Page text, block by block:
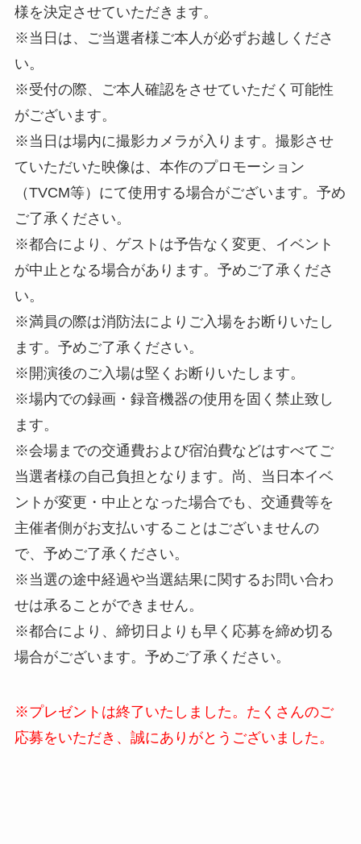
様を決定させていただきます。
※当日は、ご当選者様ご本人が必ずお越しくださ
い。
※受付の際、ご本人確認をさせていただく可能性
がございます。
※当日は場内に撮影カメラが入ります。撮影させ
ていただいた映像は、本作のプロモーション
（TVCM等）にて使用する場合がございます。予め
ご了承ください。
※都合により、ゲストは予告なく変更、イベント
が中止となる場合があります。予めご了承くださ
い。
※満員の際は消防法によりご入場をお断りいたし
ます。予めご了承ください。
※開演後のご入場は堅くお断りいたします。
※場内での録画・録音機器の使用を固く禁止致し
ます。
※会場までの交通費および宿泊費などはすべてご
当選者様の自己負担となります。尚、当日本イベ
ントが変更・中止となった場合でも、交通費等を
主催者側がお支払いすることはございませんの
で、予めご了承ください。
※当選の途中経過や当選結果に関するお問い合わ
せは承ることができません。
※都合により、締切日よりも早く応募を締め切る
場合がございます。予めご了承ください。
※プレゼントは終了いたしました。たくさんのご
応募をいただき、誠にありがとうございました。